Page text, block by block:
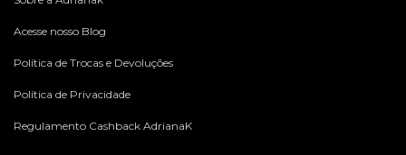
Acesse nosso Blog
Política de Trocas e Devoluções
Política de Privacidade
Regulamento Cashback AdrianaK